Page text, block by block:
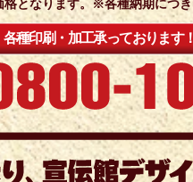
となります。※各種納期につ
各種印刷・加工承っております